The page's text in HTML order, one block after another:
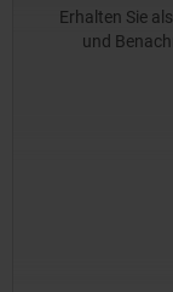
Erhalten Sie
und